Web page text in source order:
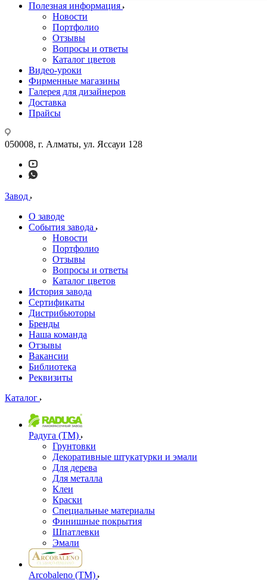
Полезная информация
Новости
Портфолио
Отзывы
Вопросы и ответы
Каталог цветов
Видео-уроки
Фирменные магазины
Галерея для дизайнеров
Доставка
Прайсы
050008, г. Алматы, ул. Яссауи 128
Завод
О заводе
События завода
Новости
Портфолио
Отзывы
Вопросы и ответы
Каталог цветов
История завода
Сертификаты
Дистрибьюторы
Бренды
Наша команда
Отзывы
Вакансии
Библиотека
Реквизиты
Каталог
Радуга (ТМ)
Грунтовки
Декоративные штукатурки и эмали
Для дерева
Для металла
Клеи
Краски
Специальные материалы
Финишные покрытия
Шпатлевки
Эмали
Arcobaleno (ТМ)